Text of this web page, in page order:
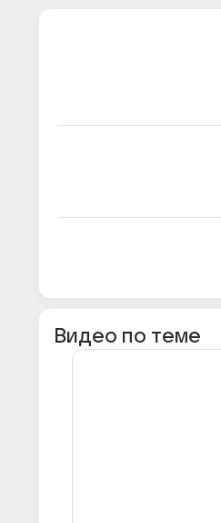
Видео по теме